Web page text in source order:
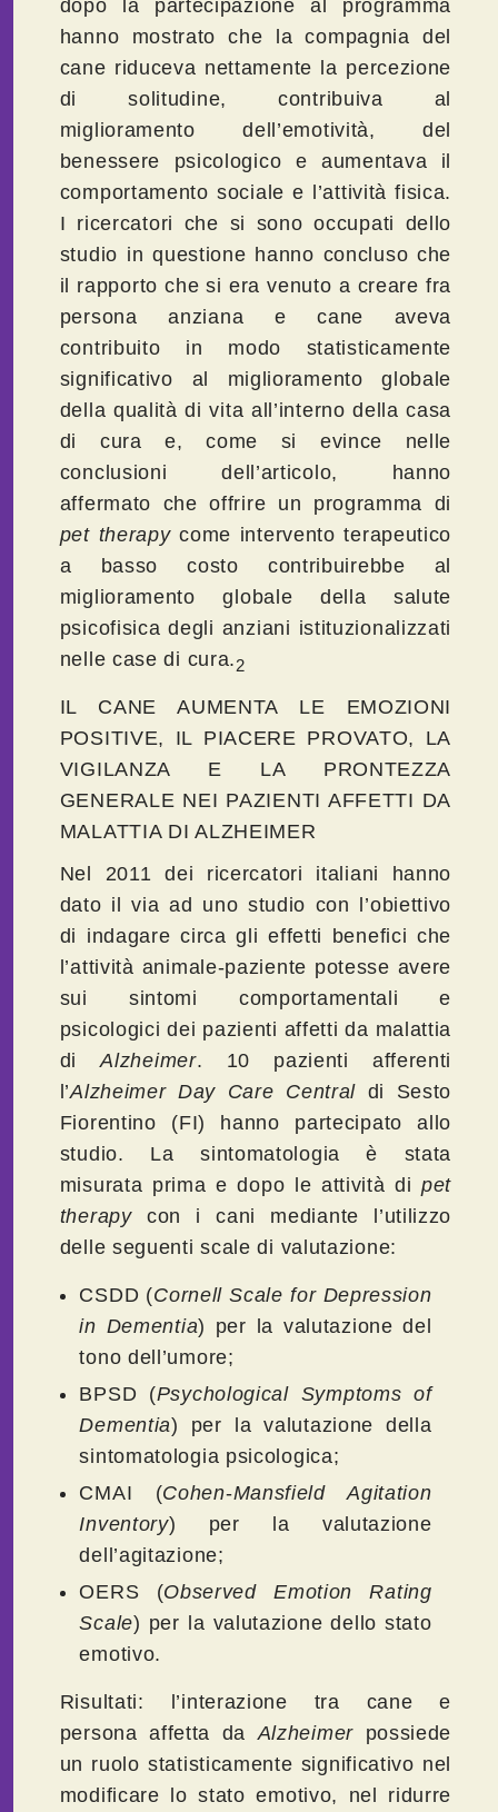
dopo la partecipazione al programma
hanno mostrato che la compagnia del
cane riduceva nettamente la percezione
di solitudine, contribuiva al
miglioramento dell’emotività, del
benessere psicologico e aumentava il
comportamento sociale e l’attività fisica.
I ricercatori che si sono occupati dello
studio in questione hanno concluso che
il rapporto che si era venuto a creare fra
persona anziana e cane aveva
contribuito in modo statisticamente
significativo al miglioramento globale
della qualità di vita all’interno della casa
di cura e, come si evince nelle
conclusioni dell’articolo, hanno
affermato che offrire un programma di
pet therapycome intervento terapeutico
a basso costo contribuirebbe al
miglioramento globale della salute
psicofisica degli anziani istituzionalizzati
nelle case di cura.2
IL CANE AUMENTA LE EMOZIONI
POSITIVE, IL PIACERE PROVATO, LA
VIGILANZA E LA PRONTEZZA
GENERALE NEI PAZIENTI AFFETTI DA
MALATTIA DI ALZHEIMER
Nel 2011 dei ricercatori italiani hanno
dato il via ad uno studio con l’obiettivo
di indagare circa gli effetti benefici che
l’attività animale-paziente potesse avere
sui sintomi comportamentali e
psicologici dei pazienti affetti da malattia
diAlzheimer. 10 pazienti afferenti
l’Alzheimer Day Care Central di Sesto
Fiorentino (FI) hanno partecipato allo
studio. La sintomatologia è stata
misurata prima e dopo le attività dipet
therapycon i cani mediante l’utilizzo
delle seguenti scale di valutazione:
CSDD (Cornell Scale for Depression
in Dementia) per la valutazione del
tono dell’umore;
BPSD (Psychological Symptoms of
Dementia) per la valutazione della
sintomatologia psicologica;
CMAI (Cohen-Mansfield Agitation
Inventory) per la valutazione
dell’agitazione;
OERS (Observed Emotion
Rating
Scale) per la valutazione dello stato
emotivo.
Risultati: l’interazione tra cane e
persona affetta daAlzheimer possiede
un ruolo statisticamente significativo nel
modificare lo stato emotivo, nel ridurre